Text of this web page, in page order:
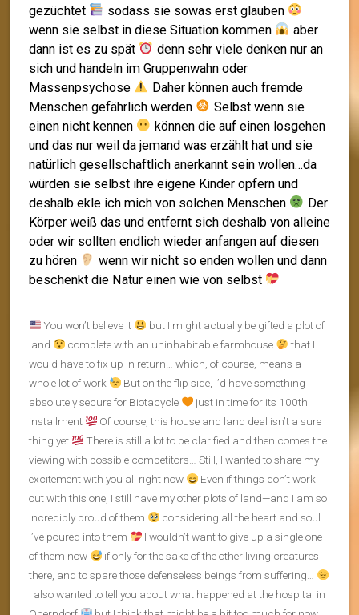
gezüchtet
sodass sie sowas erst glauben
wenn sie selbst in diese Situation kommen
aber
dann ist es zu spät
denn sehr viele denken nur an
sich und handeln im Gruppenwahn oder
Massenpsychose
Daher können auch fremde
Menschen gefährlich werden
Selbst wenn sie
einen nicht kennen
können die auf einen losgehen
und das nur weil da jemand was erzählt hat und sie
natürlich gesellschaftlich anerkannt sein wollen…da
würden sie selbst ihre eigene Kinder opfern und
deshalb ekle ich mich von solchen Menschen
Der
Körper weiß das und entfernt sich deshalb von alleine
oder wir sollten endlich wieder anfangen auf diesen
zu hören
wenn wir nicht so enden wollen und dann
beschenkt die Natur einen wie von selbst
You won’t believe it
but I might actually be gifted a plot of
land
complete with an uninhabitable farmhouse
that I
would have to fix up in return… which, of course, means a
whole lot of work
But on the flip side, I’d have something
absolutely secure for Biotacycle
just in time for its 100th
installment
Of course, this house and land deal isn’t a sure
thing yet
There is still a lot to be clarified and then comes the
viewing with possible competitors… Still, I wanted to share my
excitement with you all right now
Even if things don’t work
out with this one, I still have my other plots of land—and I am so
incredibly proud of them
considering all the heart and soul
I’ve poured into them
I wouldn’t want to give up a single one
of them now
if only for the sake of the other living creatures
there, and to spare those defenseless beings from suffering…
I also wanted to tell you about what happened at the hospital in